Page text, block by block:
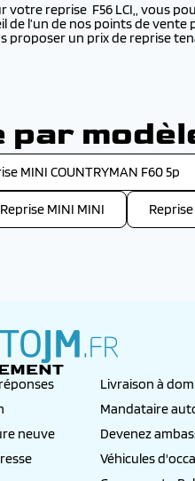
votre reprise F56 LCI,, vous
de l’un de nos points de
un prix de reprise
par
MINI COUNTRYMAN F60 5p
Reprise MINI MINI
autojm.fr
Livraison à
Mandataire
neuve
Devenez
Véhicules